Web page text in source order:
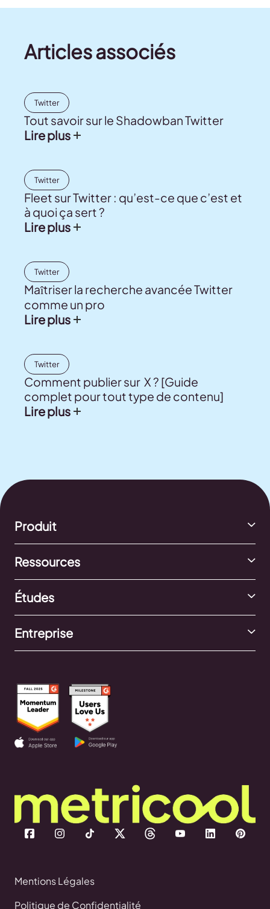
Articles associés
Twitter
Tout savoir sur le Shadowban Twitter
Lire plus
Twitter
Fleet sur Twitter : qu’est-ce que c’est et
à quoi ça sert ?
Lire plus
Twitter
Maîtriser la recherche avancée Twitter
comme un pro
Lire plus
Twitter
Comment publier sur X ? [Guide
complet pour tout type de contenu]
Lire plus
Produit
Ressources
Études
Entreprise
Mentions Légales
Politique de Confidentialité